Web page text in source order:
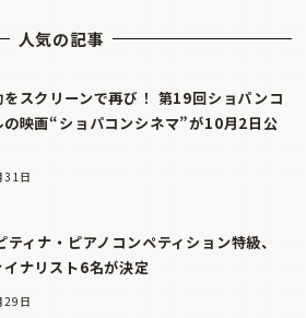
人気の記事
をスクリーンで再び！ 第19回ショパンコ
の映画“ショパコンシネマ”が10月2日公
31日
ィナ・ピアノコンペティション特級、
イナリスト6名が決定
29日